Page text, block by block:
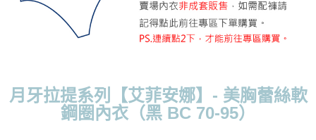
每筆NT$70，滿NT$799(含以上)免運費
付款後7-11取貨
每筆NT$70，滿NT$799(含以上)免運費
月牙拉提系列【艾菲安娜】- 美胸蕾絲軟
鋼圈內衣（黑 BC 70-95）